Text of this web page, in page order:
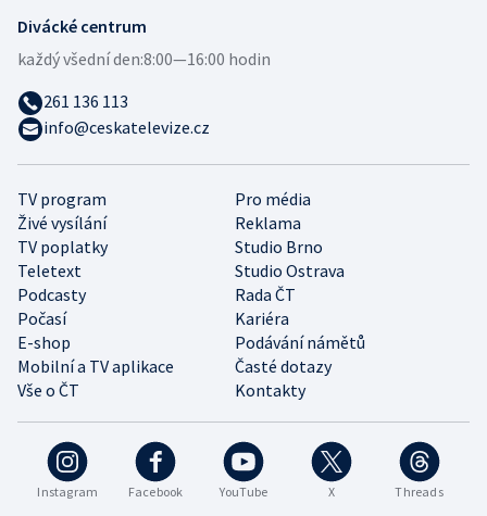
Instagram Facebook YouTube X Threads
TV program
Pro média
Živé vysílání
Reklama
TV poplatky
Studio Brno
Teletext
Studio Ostrava
Podcasty
Rada ČT
Počasí
Kariéra
E-shop
Podávání námětů
Mobilní a TV aplikace
Časté dotazy
Vše o ČT
Kontakty
Divácké centrum
každý všední den:8:00—16:00 hodin
261 136 113
info@ceskatelevize.cz